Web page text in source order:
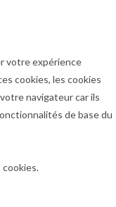
votre expérience
cookies, les cookies
navigateur car ils
de base du
cookies.